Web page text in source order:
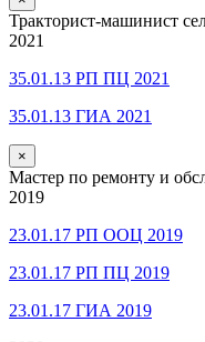
Тракторист-машинист
2021
35.01.13 РП ПЦ 2021
35.01.13 ГИА 2021
×
Мастер по ремонту и
2019
23.01.17 РП ООЦ 2019
23.01.17 РП ПЦ 2019
23.01.17 ГИА 2019